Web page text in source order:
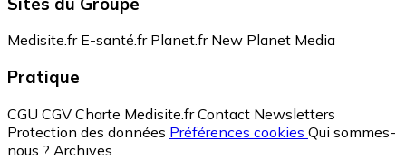
Medisite.fr E-santé.fr Planet.fr New Planet Media
Pratique
CGU CGV Charte Medisite.fr Contact Newsletters
Protection des données Préférences cookies Qui sommes-
nous ? Archives